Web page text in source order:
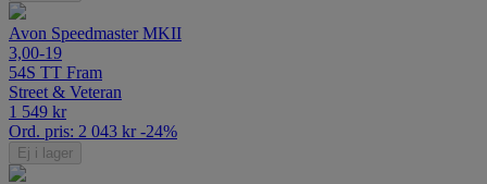
Avon Speedmaster MKII
3,00-19
54S TT Fram
Street & Veteran
1 549 kr
Ord. pris: 2 043 kr -24%
Ej i lager